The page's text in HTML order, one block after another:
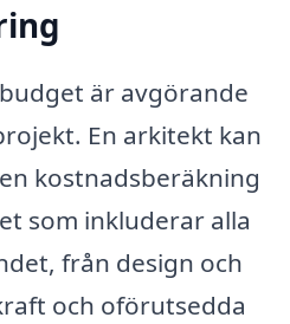
är avgörande
En arkitekt kan
kostnadsberäkning
som inkluderar alla
från design och
och oförutsedda